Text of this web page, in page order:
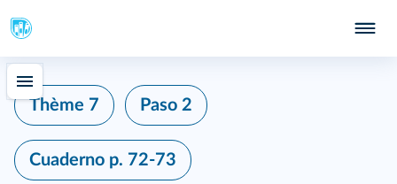
Thème 7 Paso 2
Cuaderno p. 72-73